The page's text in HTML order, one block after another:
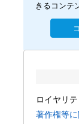
きるコンテ
ロイヤリテ
著作権等